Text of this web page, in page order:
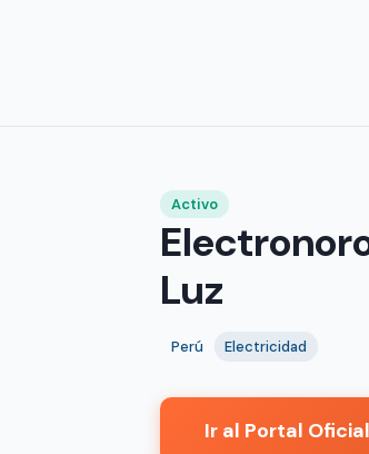
Activo
Luz
Perú Electricidad
Ir al Portal Oficial